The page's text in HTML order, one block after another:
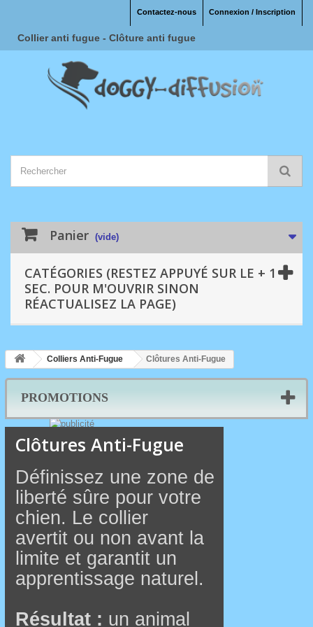
Connexion / Inscription
Contactez-nous
Collier anti fugue - Clôture anti fugue
Panier (vide)
CATÉGORIES (RESTEZ APPUYÉ SUR LE + 1
SEC. POUR M'OUVRIR SINON
RÉACTUALISEZ LA PAGE)
Colliers Anti-Fugue Clôtures Anti-Fugue
PROMOTIONS
Clôtures Anti-Fugue
Définissez une zone de
liberté sûre pour votre
chien. Le collier
avertit ou non avant la
limite et garantit un
apprentissage naturel.
Résultat : un animal